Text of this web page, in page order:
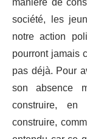
société, les
notre action
pourront jamais
pas déjà. Pour
son absence
construire,
construire,